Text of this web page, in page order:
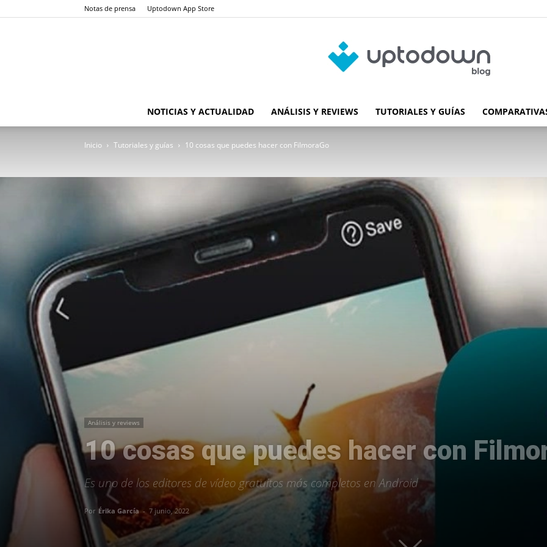
Notas de prensa Uptodown App Store
Blog
de
Uptodown
NOTICIAS Y ACTUALIDAD ANÁLISIS Y REVIEWS TUTORIALES Y GUÍAS
Inicio Tutoriales y guías 10 cosas que puedes hacer con FilmoraGo
Análisis y reviews
10 cosas que puedes hacer con
Es uno de los editores de vídeo gratuitos más completos en Android
Por Érika García - 7 junio, 2022